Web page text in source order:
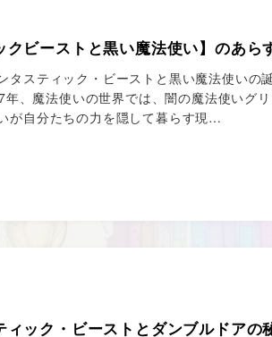
クビーストと黒い魔法使い】のあ
タスティック・ビーストと黒い魔法使い
、魔法使いの世界では、闇の魔法使いグ
が自分たちの力を隠して暮らす現…
ィック・ビーストとダンブルドア